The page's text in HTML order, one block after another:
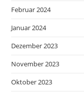
Februar 2024
Januar 2024
Dezember 2023
November 2023
Oktober 2023